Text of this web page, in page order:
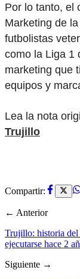
Por lo tanto, el
Marketing de
futbolistas
como la Liga 1
marketing que
equipos y
Lea la nota
Trujillo
Compartir:
← Anterior
Trujillo: historia del
ejecutarse hace 2
Siguiente →